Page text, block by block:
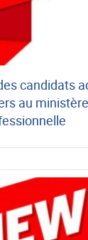
candidats
au